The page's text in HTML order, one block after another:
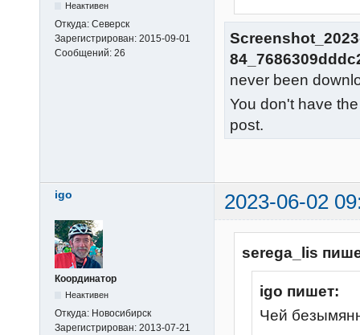
Неактивен
Откуда: Северск
Зарегистрирован: 2015-09-01
Сообщений: 26
never been
You don't have
post.
igo 2023-06-02
Координатор
Неактивен
Откуда: Новосибирск
Зарегистрирован: 2013-07-21
serega_lis
igo пишет:
Чей